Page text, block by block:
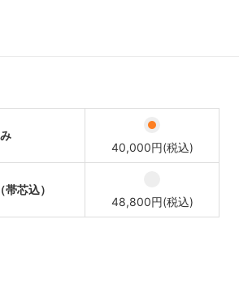
40,000円(税込)
芯込）
48,800円(税込)